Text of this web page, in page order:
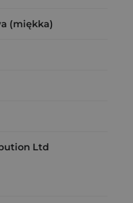
(miękka)
Ltd